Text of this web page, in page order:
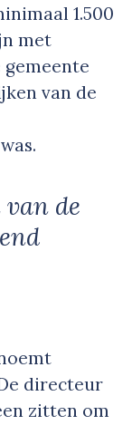
1.500
met
van de
de
directeur
zitten om